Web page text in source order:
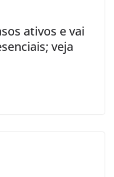
ativos e vai
veja